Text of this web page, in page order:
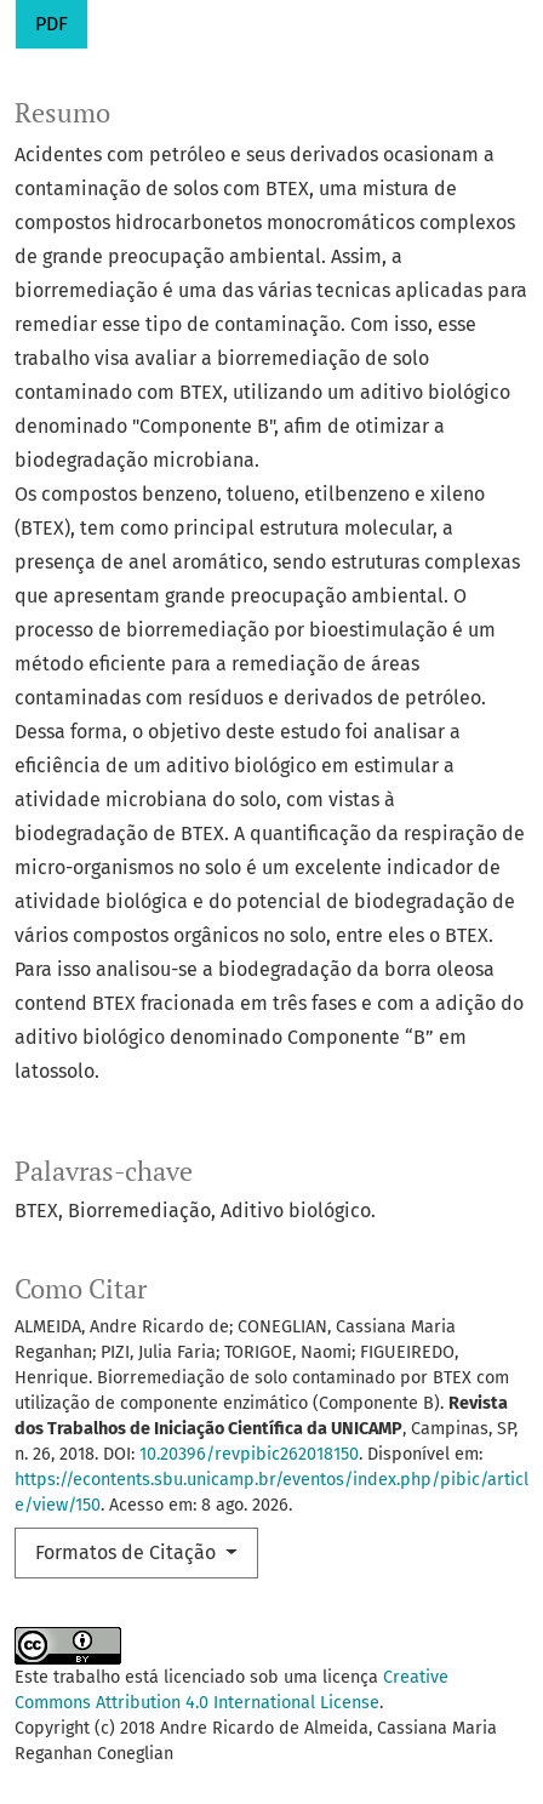
PDF
Palavras-chave
BTEX Biorremediação Aditivo biológico.
Como Citar
ALMEIDA, Andre Ricardo de; CONEGLIAN, Cassiana Maria
Reganhan; PIZI, Julia Faria; TORIGOE, Naomi; FIGUEIREDO,
Henrique. Biorremediação de solo contaminado por BTEX com
utilização de componente enzimático (Componente B). Revista
dos Trabalhos de Iniciação Científica da UNICAMP, Campinas, SP,
n. 26, 2018. DOI: 10.20396/revpibic262018150. Disponível em:
https://econtents.sbu.unicamp.br/eventos/index.php/pibic/articl
e/view/150. Acesso em: 8 ago. 2026.
Formatos de Citação
Resumo
Acidentes com petróleo e seus derivados ocasionam a
contaminação de solos com BTEX, uma mistura de
compostos hidrocarbonetos monocromáticos complexos
de grande preocupação ambiental. Assim, a
biorremediação é uma das várias tecnicas aplicadas para
remediar esse tipo de contaminação. Com isso, esse
trabalho visa avaliar a biorremediação de solo
contaminado com BTEX, utilizando um aditivo biológico
denominado "Componente B", afim de otimizar a
biodegradação microbiana.
Os compostos benzeno, tolueno, etilbenzeno e xileno
(BTEX), tem como principal estrutura molecular, a
presença de anel aromático, sendo estruturas complexas
que apresentam grande preocupação ambiental. O
processo de biorremediação por bioestimulação é um
método eficiente para a remediação de áreas
contaminadas com resíduos e derivados de petróleo.
Dessa forma, o objetivo deste estudo foi analisar a
eficiência de um aditivo biológico em estimular a
atividade microbiana do solo, com vistas à
biodegradação de BTEX. A quantificação da respiração de
micro-organismos no solo é um excelente indicador de
atividade biológica e do potencial de biodegradação de
vários compostos orgânicos no solo, entre eles o BTEX.
Para isso analisou-se a biodegradação da borra oleosa
contend BTEX fracionada em três fases e com a adição do
aditivo biológico denominado Componente “B” em
latossolo.
Este trabalho está licenciado sob uma licença Creative
Commons Attribution 4.0 International License.
Copyright (c) 2018 Andre Ricardo de Almeida, Cassiana Maria
Reganhan Coneglian